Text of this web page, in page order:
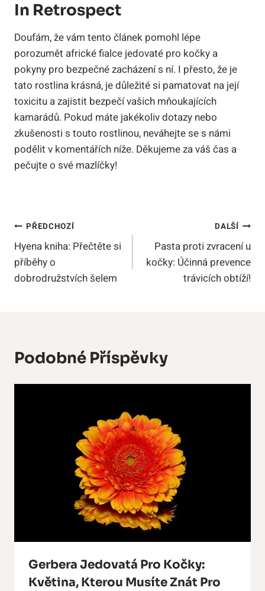
In Retrospect
Doufám, že vám tento článek pomohl lépe
porozumět africké fialce jedovaté pro kočky a
pokyny pro bezpečné zacházení s ní. I přesto, že je
tato rostlina krásná, je důležité si pamatovat na její
toxicitu a zajistit bezpečí vašich mňoukajících
kamarádů. Pokud máte jakékoliv dotazy nebo
zkušenosti s touto rostlinou, neváhejte se s námi
podělit v komentářích níže. Děkujeme za váš čas a
pečujte o své mazlíčky!
Navigace
Pro
Příspěvek
PŘEDCHOZÍ
Hyena kniha: Přečtěte si
příběhy o
dobrodružstvích šelem
DALŠÍ
Pasta proti zvracení u
kočky: Účinná prevence
trávicích obtíží!
Podobné Příspěvky
Gerbera Jedovatá Pro Kočky:
Květina, Kterou Musíte Znát Pro